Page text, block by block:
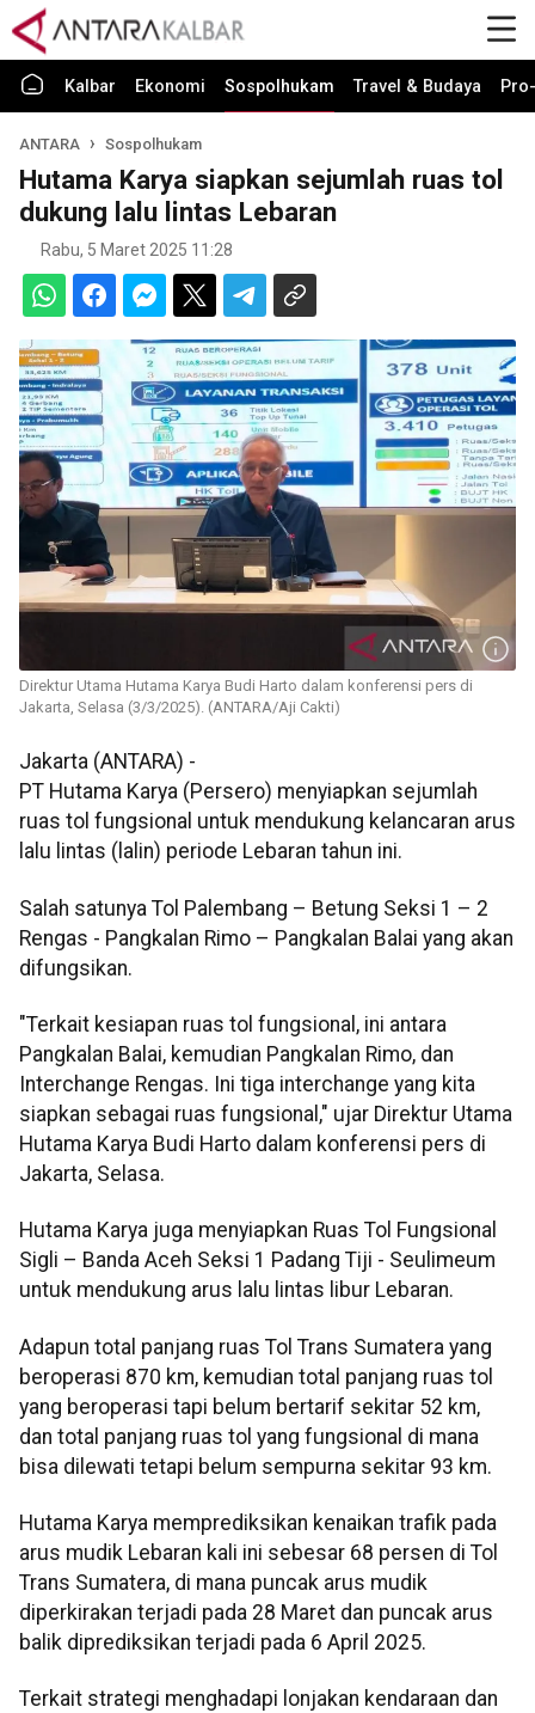
Kalbar Ekonomi Sospolhukam Travel & Budaya
ANTARA Sospolhukam
Hutama Karya siapkan sejumlah ruas tol
dukung lalu lintas Lebaran
Rabu, 5 Maret 2025 11:28
Direktur Utama Hutama Karya Budi Harto dalam konferensi pers di
Jakarta, Selasa (3/3/2025). (ANTARA/Aji Cakti)
Jakarta (ANTARA) -
PT Hutama Karya (Persero) menyiapkan sejumlah
ruas tol fungsional untuk mendukung kelancaran arus
lalu lintas (lalin) periode Lebaran tahun ini.
Salah satunya Tol Palembang – Betung Seksi 1 – 2
Rengas - Pangkalan Rimo – Pangkalan Balai yang akan
difungsikan.
"Terkait kesiapan ruas tol fungsional, ini antara
Pangkalan Balai, kemudian Pangkalan Rimo, dan
Interchange Rengas. Ini tiga interchange yang kita
siapkan sebagai ruas fungsional," ujar Direktur Utama
Hutama Karya Budi Harto dalam konferensi pers di
Jakarta, Selasa.
Hutama Karya juga menyiapkan Ruas Tol Fungsional
Sigli – Banda Aceh Seksi 1 Padang Tiji - Seulimeum
untuk mendukung arus lalu lintas libur Lebaran.
Adapun total panjang ruas Tol Trans Sumatera yang
beroperasi 870 km, kemudian total panjang ruas tol
yang beroperasi tapi belum bertarif sekitar 52 km,
dan total panjang ruas tol yang fungsional di mana
bisa dilewati tetapi belum sempurna sekitar 93 km.
Hutama Karya memprediksikan kenaikan trafik pada
arus mudik Lebaran kali ini sebesar 68 persen di Tol
Trans Sumatera, di mana puncak arus mudik
diperkirakan terjadi pada 28 Maret dan puncak arus
balik diprediksikan terjadi pada 6 April 2025.
Terkait strategi menghadapi lonjakan kendaraan dan